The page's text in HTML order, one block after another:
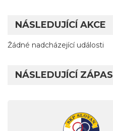
NÁSLEDUJÍCÍ AKCE
Žádné nadcházející události
NÁSLEDUJÍCÍ ZÁPAS